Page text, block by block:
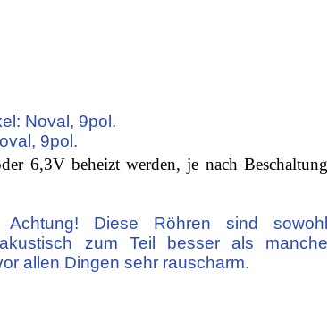
Noval, 9pol.
9pol.
6,3V beheizt werden, je nach Beschaltung
Diese Röhren sind sowohl
zum Teil besser als manche
allen Dingen sehr rauscharm.